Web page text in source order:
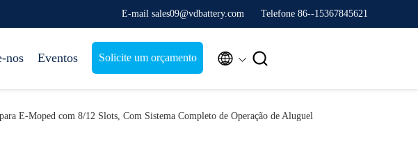
E-mail sales09@vdbattery.com Telefone 86--15367845621
nos Eventos Solicite um orçamento  
E-Moped com 8/12 Slots, Com Sistema Completo de Operação de Aluguel